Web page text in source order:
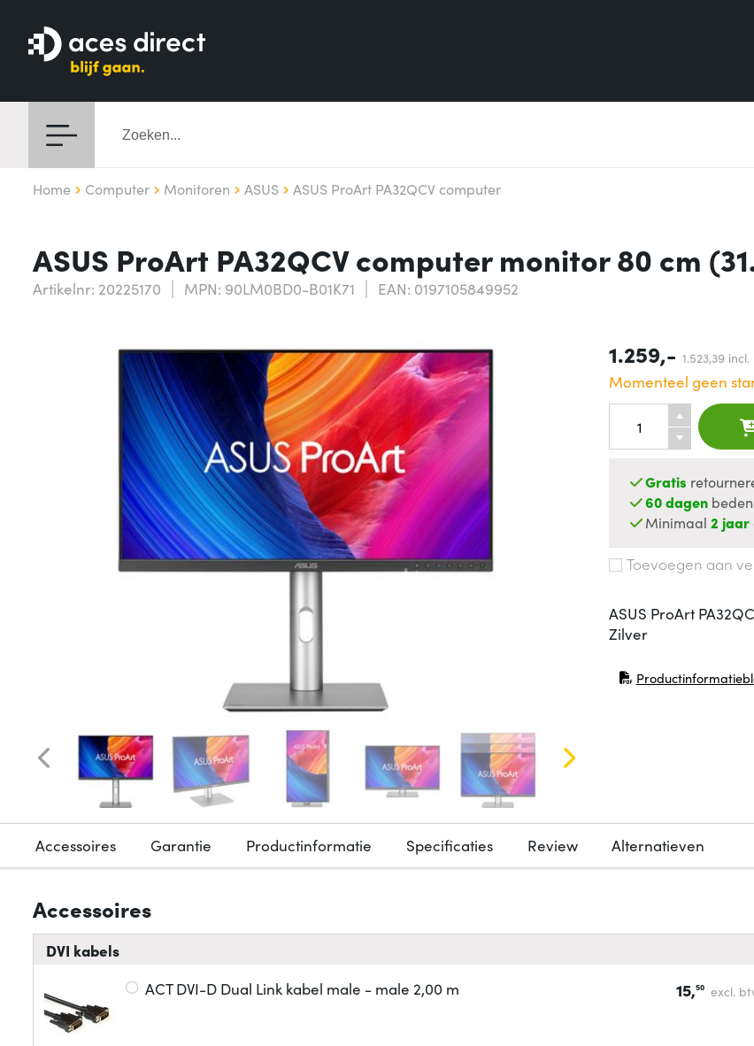
Home Computer Monitoren ASUS ASUS ProArt PA32QCV computer
ASUS ProArt PA32QCV computer monitor 80 cm
Artikelnr: 20225170 MPN: 90LM0BD0-B01K71 EAN: 0197105849952
1.259,- 1.523,39
Momenteel geen
Gratis
60 dagen
Minimaal2 jaar
Toevoegen aan
ASUS ProArt
Zilver
(opent in nieuw
Accessoires Garantie Productinformatie Specificaties Review Alternatieven
Accessoires
DVI kabels
ACT DVI-D Dual Link kabel male - male 2,00 m 15,50 excl.